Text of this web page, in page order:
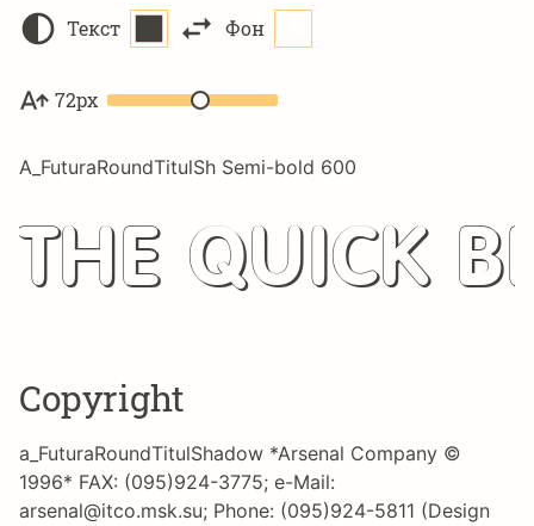
Текст Фон
72px
A_FuturaRoundTitulSh Semi-bold 600
The quick
Copyright
a_FuturaRoundTitulShadow *Arsenal Company ©
1996* FAX: (095)924-3775; e-Mail:
arsenal@itco.msk.su; Phone: (095)924-5811 (Design